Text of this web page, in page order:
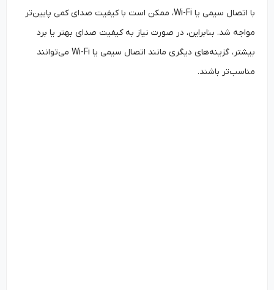
با اتصال سیمی یا Wi-Fi، ممکن است با کیفیت صدای کمی پایین‌تر
مواجه شد. بنابراین، در صورت نیاز به کیفیت صدای بهتر یا برد
بیشتر، گزینه‌های دیگری مانند اتصال سیمی یا Wi-Fi می‌توانند
مناسب‌تر باشند.